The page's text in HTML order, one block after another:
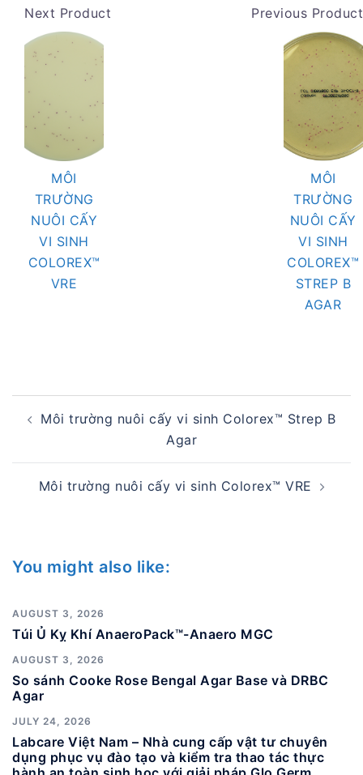
Next Product
MÔI
TRƯỜNG
NUÔI CẤY
VI SINH
COLOREX™
VRE
Previous Product
MÔI
TRƯỜNG
NUÔI CẤY
VI SINH
COLOREX™
STREP B
AGAR
navigation
Môi trường nuôi cấy vi sinh Colorex™ Strep B
Agar
Môi trường nuôi cấy vi sinh Colorex™ VRE
You might also like:
AUGUST 3, 2026
Túi Ủ Kỵ Khí AnaeroPack™-Anaero MGC
AUGUST 3, 2026
So sánh Cooke Rose Bengal Agar Base và DRBC
Agar
JULY 24, 2026
Labcare Việt Nam – Nhà cung cấp vật tư chuyên
dụng phục vụ đào tạo và kiểm tra thao tác thực